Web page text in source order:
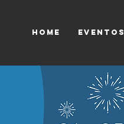
HOME EVENTOS